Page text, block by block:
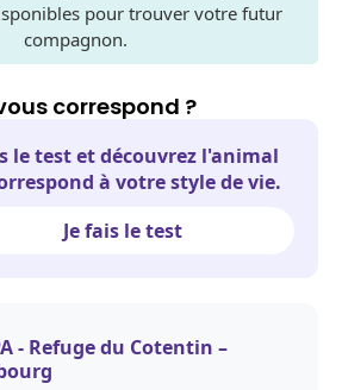
pour trouver votre futur
compagnon.
correspond ?
le test et découvrez l'animal
à votre style de vie.
Je fais le test
- Refuge du Cotentin –